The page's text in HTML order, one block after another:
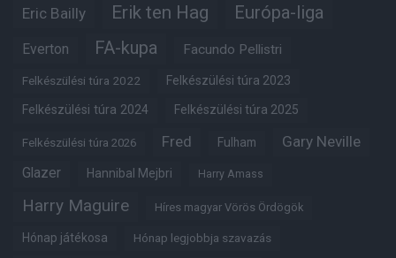
Eric Bailly Erik ten Hag Európa-liga
Everton FA-kupa Facundo Pellistri
Felkészülési túra 2022 Felkészülési túra 2023
Felkészülési túra 2024 Felkészülési túra 2025
Felkészülési túra 2026 Fred Fulham Gary Neville
Glazer Hannibal Mejbri Harry Amass
Harry Maguire Híres magyar Vörös Ördögök
Hónap játékosa Hónap legjobbja szavazás